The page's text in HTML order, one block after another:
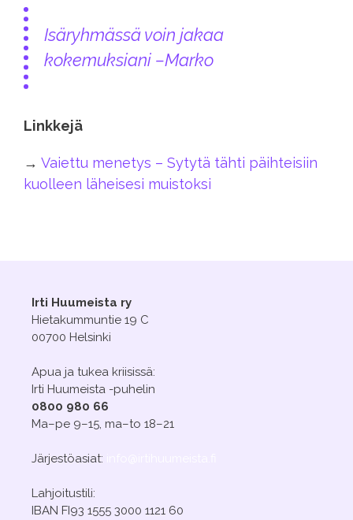
Isäryhmässä voin jakaa
kokemuksiani –Marko
Linkkejä
→ Vaiettu menetys – Sytytä tähti päihteisiin
kuolleen läheisesi muistoksi
Irti Huumeista ry
Hietakummuntie 19 C
00700 Helsinki
Apua ja tukea kriisissä:
Irti Huumeista -puhelin
0800 980 66
Ma–pe 9–15, ma–to 18–21
Järjestöasiat:
Lahjoitustili:
IBAN FI93 1555 3000 1121 60